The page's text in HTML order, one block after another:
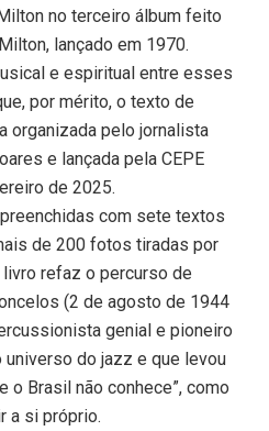
no terceiro álbum feito
lançado em 1970.
e espiritual entre esses
por mérito, o texto de
organizada pelo jornalista
e lançada pela CEPE
de 2025.
com sete textos
de 200 fotos tiradas por
refaz o percurso de
(2 de agosto de 1944
genial e pioneiro
universo do jazz e que levou
o Brasil não conhece”, como
a si próprio.